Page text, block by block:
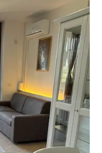
„Odabrali gosti”